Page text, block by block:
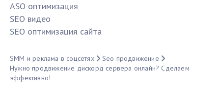
ASO оптимизация
SЕО видео
SЕО оптимизация сайта
SMM и реклама в соцсетях
Seo продвижение
Нужно продвижение дискорд сервера онлайн? Сделаем
эффективно!